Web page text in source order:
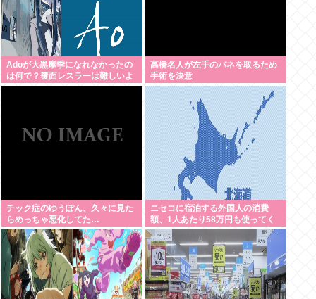
Adoが大黒摩季になれなかったの
は何で？覆面レスラーは難しいよ
ね
高橋名人が左手のバネを取るため
手術を決意
チック症のゆうぽん、久々に見た
らめっちゃ悪化してた…
ニセコに宿泊する外国人の消費
額、1人あたり58万円も使ってく
れることが判明。日本人の4.6倍